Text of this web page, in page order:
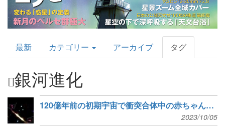
AstroArts
Topics
最新 カテゴリー アーカイブ タグ
銀河進化
120億年前の初期宇宙で衝突合体中の赤ちゃん銀河
2023/10/05